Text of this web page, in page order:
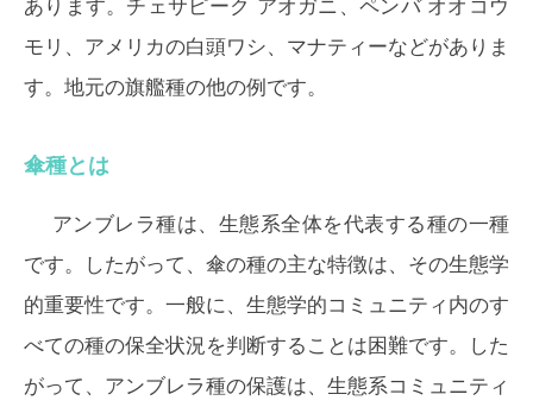
あります。チェサピーク アオガニ、ペンバ オオコウ
モリ、アメリカの白頭ワシ、マナティーなどがありま
す。地元の旗艦種の他の例です。
傘種とは
アンブレラ種は、生態系全体を代表する種の一種
です。したがって、傘の種の主な特徴は、その生態学
的重要性です。一般に、生態学的コミュニティ内のす
べての種の保全状況を判断することは困難です。した
がって、アンブレラ種の保護は、生態系コミュニティ